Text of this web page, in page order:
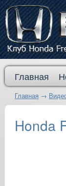
Главная
Главная →
Honda